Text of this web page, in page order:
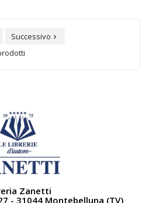
Successivo 
Zanetti
- 31044 Montebelluna (TV)